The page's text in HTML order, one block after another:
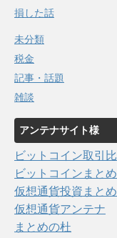
損した話
未分類
税金
記事・話題
雑談
アンテナサイト様
ビットコイン取引
ビットコインまと
仮想通貨投資まと
仮想通貨アンテナ
まとめの杜